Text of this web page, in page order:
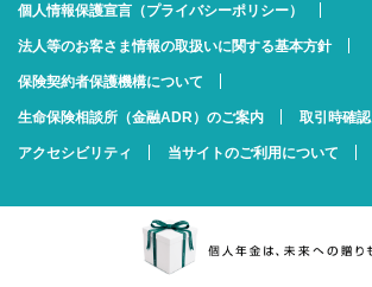
個人情報保護宣言（プライバシーポリシー）
法人等のお客さま情報の取扱いに関する基本方針
保険契約者保護機構について
生命保険相談所（金融ADR）のご案内 取引時確認
アクセシビリティ 当サイトのご利用について